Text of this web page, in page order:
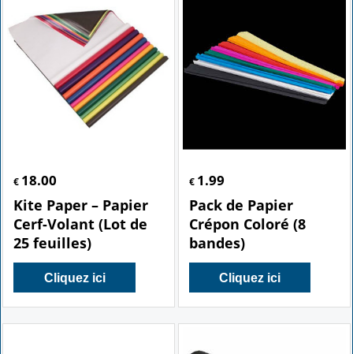
€ 18.00
Kite Paper – Papier
Cerf-Volant (Lot de
25 feuilles)
Cliquez ici
€ 1.99
Pack de Papier
Crépon Coloré (8
bandes)
Cliquez ici